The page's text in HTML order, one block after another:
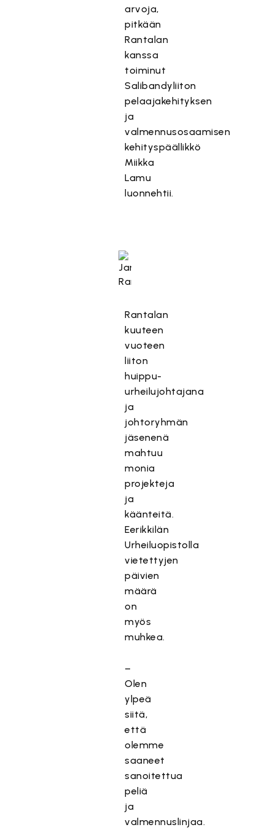
arvoja,
pitkään
Rantalan
kanssa
toiminut
Salibandyliiton
pelaajakehityksen
ja
valmennusosaamisen
kehityspäällikkö
Miikka
Lamu
luonnehtii.
Rantalan
kuuteen
vuoteen
liiton
huippu-
urheilujohtajana
ja
johtoryhmän
jäsenenä
mahtuu
monia
projekteja
ja
käänteitä.
Eerikkilän
Urheiluopistolla
vietettyjen
päivien
määrä
on
myös
muhkea.
–
Olen
ylpeä
siitä,
että
olemme
saaneet
sanoitettua
peliä
ja
valmennuslinjaa.